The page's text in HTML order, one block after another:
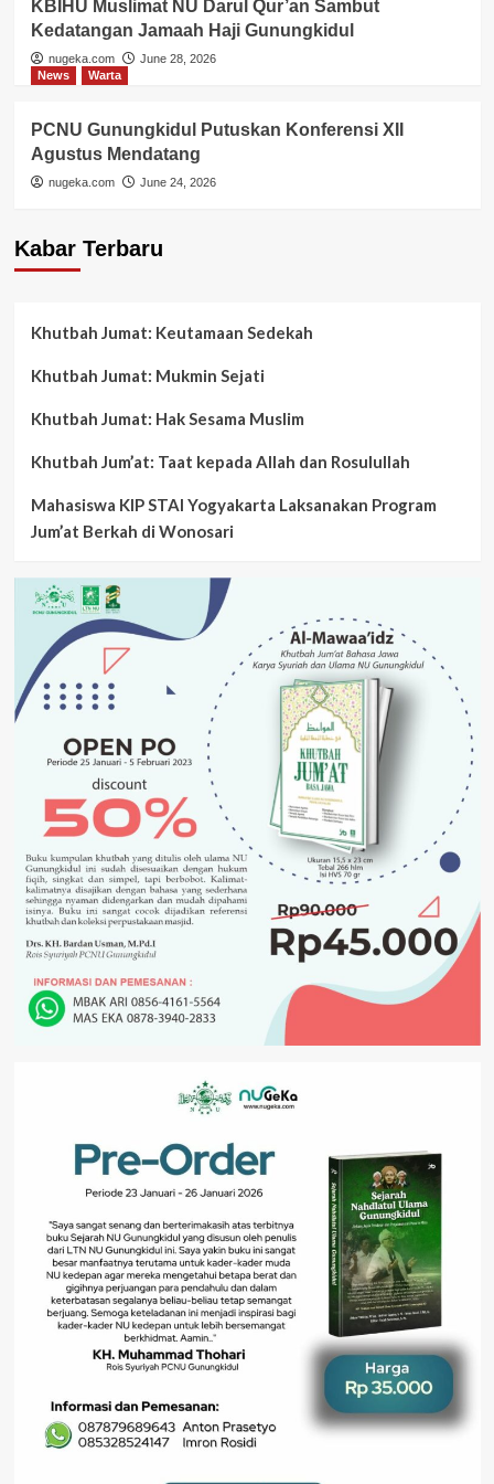
KBIHU Muslimat NU Darul Qur’an Sambut
Kedatangan Jamaah Haji Gunungkidul
nugeka.com
June 28, 2026
News
Warta
PCNU Gunungkidul Putuskan Konferensi XII
Agustus Mendatang
nugeka.com June 24, 2026
Kabar Terbaru
Khutbah Jumat: Keutamaan Sedekah
Khutbah Jumat: Mukmin Sejati
Khutbah Jumat: Hak Sesama Muslim
Khutbah Jum’at: Taat kepada Allah dan Rosulullah
Mahasiswa KIP STAI Yogyakarta Laksanakan Program
Jum’at Berkah di Wonosari